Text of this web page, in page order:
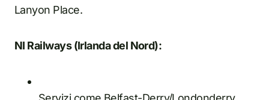
Lanyon Place.
NI Railways (Irlanda del Nord):